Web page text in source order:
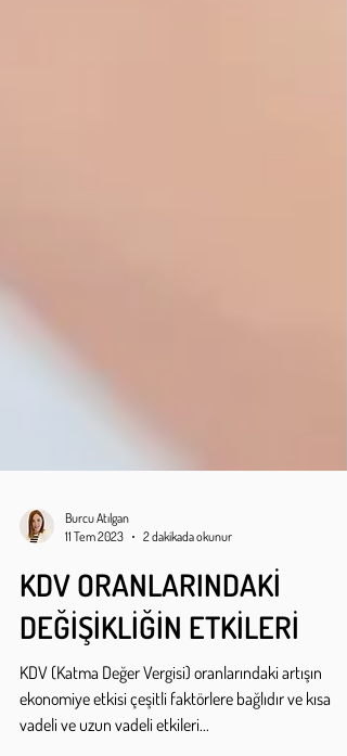
Burcu Atılgan
11 Tem 2023
2 dakikada okunur
KDV ORANLARINDAKİ
DEĞİŞİKLİĞİN ETKİLERİ